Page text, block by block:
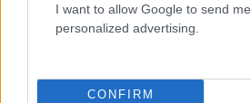
I want to allow Google to send me
personalized advertising.
CONFIRM
οδηγηθεί ενώπιον εισαγγελέα.